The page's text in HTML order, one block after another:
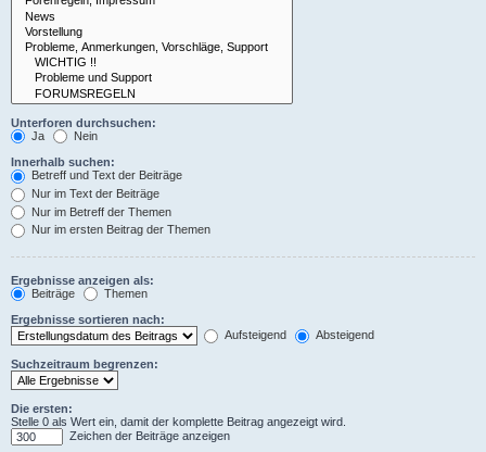
Unterforen durchsuchen:
Ja
Nein
Innerhalb suchen:
Betreff und Text der Beiträge
Nur im Text der Beiträge
Nur im Betreff der Themen
Nur im ersten Beitrag der Themen
Ergebnisse anzeigen als:
Beiträge
Themen
Ergebnisse sortieren nach:
Aufsteigend
Absteigend
Suchzeitraum begrenzen:
Die ersten:
Stelle 0 als Wert ein, damit der komplette Beitrag angezeigt wird.
Zeichen der Beiträge anzeigen